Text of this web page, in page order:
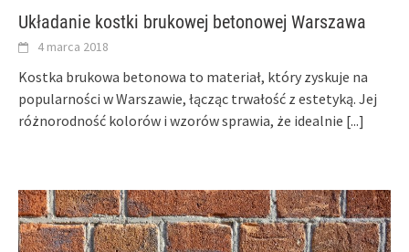
Układanie kostki brukowej betonowej Warszawa
4 marca 2018
Kostka brukowa betonowa to materiał, który zyskuje na
popularności w Warszawie, łącząc trwałość z estetyką. Jej
różnorodność kolorów i wzorów sprawia, że idealnie [...]